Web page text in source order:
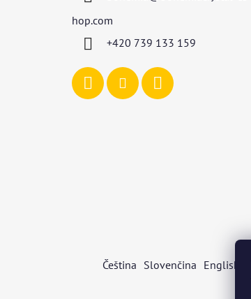
hop.com
+420 739 133 159
Čeština Slovenčina English